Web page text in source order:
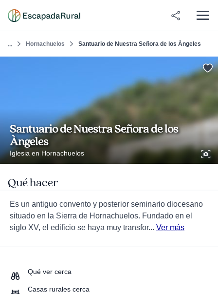
... Hornachuelos Santuario de Nuestra Señora de los Àngeles
Santuario de Nuestra Señora de los
Àngeles
Iglesia en Hornachuelos
Qué hacer
Es un antiguo convento y posterior seminario diocesano
situado en la Sierra de Hornachuelos. Fundado en el
siglo XV, el edificio se haya muy transfor... Ver más
Qué ver cerca
Casas rurales cerca